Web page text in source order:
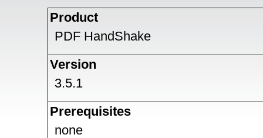
Product
PDF HandShake
Version
3.5.1
Prerequisites
none